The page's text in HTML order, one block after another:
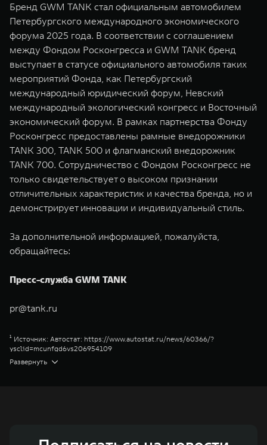
Бренд GWM TANK стал официальным автомобилем
Петербургского международного экономического
форума 2025 года. В соответствии с соглашением
между Фондом Росконгресса и GWM TANK бренд
выступает в статусе официального автомобиля таких
мероприятий Фонда, как Петербургский
международный юридический форум, Невский
международный экологический конгресс и Восточный
экономический форум. В рамках партнерства Фонду
Росконгресс предоставлены рамные внедорожники
TANK 300, TANK 500 и флагманский внедорожник
TANK 700. Сотрудничество с Фондом Росконгресс не
только свидетельствует о высоком признании
отличительных характеристик и качества бренда, но и
демонстрирует инновации и индивидуальный стиль.
За дополнительной информацией, пожалуйста,
обращайтесь:
Пресс-служба GWM TANK
pr@tank.ru
¹ Источник: Автостат: https://www.autostat.ru/news/60366/?
ysclid=mcunfgd6vs206954109
² Сити Премиум
³ Торк-он-Диманд
Развернуть